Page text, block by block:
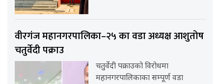
वीरगंज महानगरपालिका–२५ का वडा अध्यक्ष आशुतोष
चतुर्वेदी पक्राउ
चतुर्वेदी पक्राउको विरोधमा
महानगरपालिकाका सम्पूर्ण वडा